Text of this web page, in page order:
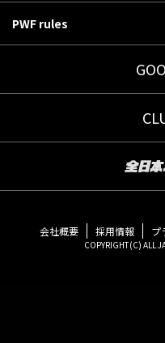
PWF rules
会社概要 採用情報 プ
COPYRIGHT(C) ALL